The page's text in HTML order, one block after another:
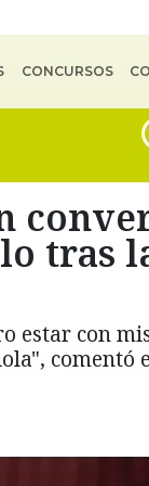
CONCURSOS
tras
estar con
comentó